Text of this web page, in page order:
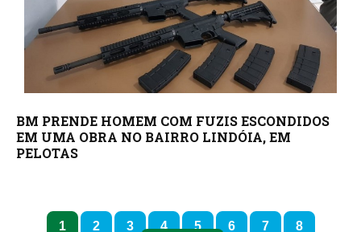
BM PRENDE HOMEM COM FUZIS ESCONDIDOS
EM UMA OBRA NO BAIRRO LINDÓIA, EM
PELOTAS
1 2 3 4 5 6 7
8